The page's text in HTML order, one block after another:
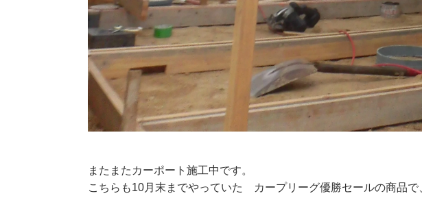
またまたカーポート施工中です。
こちらも10月末までやっていた カープリーグ優勝セールの商品